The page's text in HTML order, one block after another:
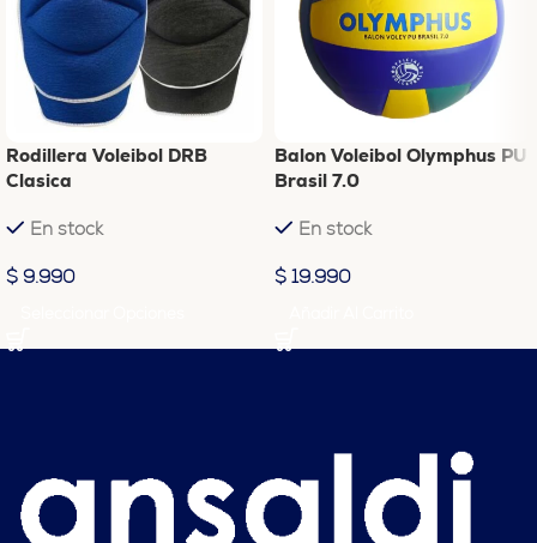
Rodillera Voleibol DRB
Clasica
En stock
$ 9.990
Balon Voleibol Olymphus PU
Brasil 7.0
En stock
$ 19.990